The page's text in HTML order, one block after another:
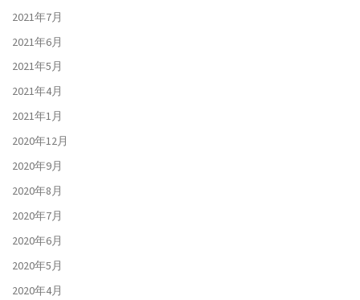
2021年7月
2021年6月
2021年5月
2021年4月
2021年1月
2020年12月
2020年9月
2020年8月
2020年7月
2020年6月
2020年5月
2020年4月